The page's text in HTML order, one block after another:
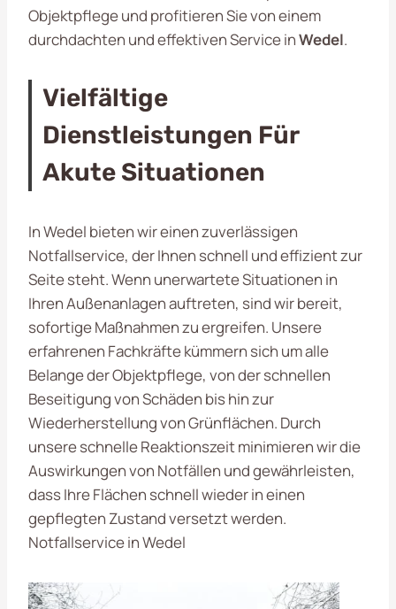
Objektpflege und profitieren Sie von einem
durchdachten und effektiven Service inWedel.
Vielfältige
Dienstleistungen Für
Akute Situationen
In Wedel bieten wir einen zuverlässigen
Notfallservice, der Ihnen schnell und effizient zur
Seite steht. Wenn unerwartete Situationen in
Ihren Außenanlagen auftreten, sind wir bereit,
sofortige Maßnahmen zu ergreifen. Unsere
erfahrenen Fachkräfte kümmern sich um alle
Belange der Objektpflege, von der schnellen
Beseitigung von Schäden bis hin zur
Wiederherstellung von Grünflächen. Durch
unsere schnelle Reaktionszeit minimieren wir die
Auswirkungen von Notfällen und gewährleisten,
dass Ihre Flächen schnell wieder in einen
gepflegten Zustand versetzt werden.
Notfallservice in Wedel